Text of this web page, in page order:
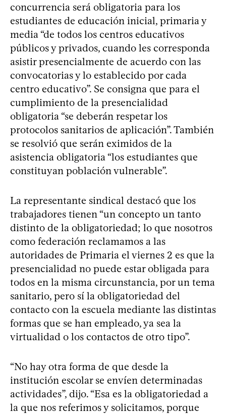
concurrencia será obligatoria para los
estudiantes de educación inicial, primaria y
media “de todos los centros educativos
públicos y privados, cuando les corresponda
asistir presencialmente de acuerdo con las
convocatorias y lo establecido por cada
centro educativo”. Se consigna que para el
cumplimiento de la presencialidad
obligatoria “se deberán respetar los
protocolos sanitarios de aplicación”. También
se resolvió que serán eximidos de la
asistencia obligatoria “los estudiantes que
constituyan población vulnerable”.
La representante sindical destacó que los
trabajadores tienen “un concepto un tanto
distinto de la obligatoriedad; lo que nosotros
como federación reclamamos a las
autoridades de Primaria el viernes 2 es que la
presencialidad no puede estar obligada para
todos en la misma circunstancia, por un tema
sanitario, pero sí la obligatoriedad del
contacto con la escuela mediante las distintas
formas que se han empleado, ya sea la
virtualidad o los contactos de otro tipo”.
“No hay otra forma de que desde la
institución escolar se envíen determinadas
actividades”, dijo. “Esa es la obligatoriedad a
la que nos referimos y solicitamos, porque